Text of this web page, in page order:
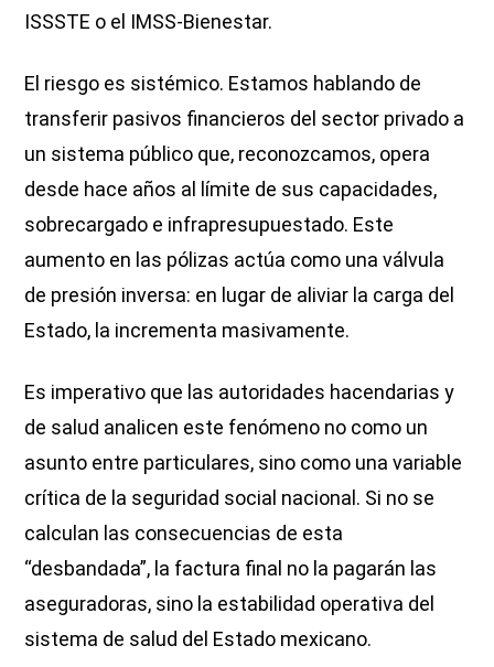
ISSSTE o el IMSS-Bienestar.
El riesgo es sistémico. Estamos hablando de
transferir pasivos financieros del sector privado a
un sistema público que, reconozcamos, opera
desde hace años al límite de sus capacidades,
sobrecargado e infrapresupuestado. Este
aumento en las pólizas actúa como una válvula
de presión inversa: en lugar de aliviar la carga del
Estado, la incrementa masivamente.
Es imperativo que las autoridades hacendarias y
de salud analicen este fenómeno no como un
asunto entre particulares, sino como una variable
crítica de la seguridad social nacional. Si no se
calculan las consecuencias de esta
“desbandada”, la factura final no la pagarán las
aseguradoras, sino la estabilidad operativa del
sistema de salud del Estado mexicano.